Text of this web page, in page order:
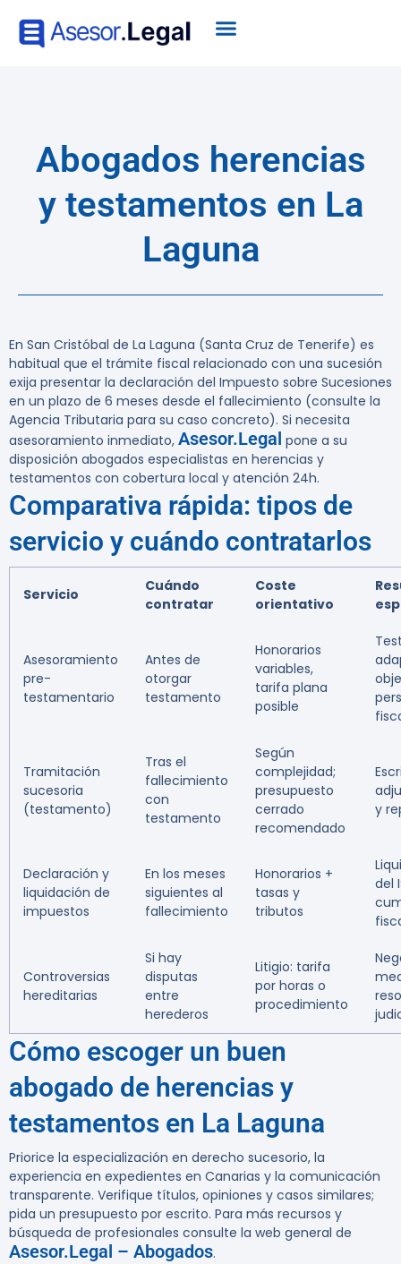
Abogados herencias
y testamentos en La
Laguna
En San Cristóbal de La Laguna (Santa Cruz de Tenerife) es
habitual que el trámite fiscal relacionado con una sucesión
exija presentar la declaración del Impuesto sobre Sucesiones
en un plazo de 6 meses desde el fallecimiento (consulte la
Agencia Tributaria para su caso concreto). Si necesita
asesoramiento inmediato, Asesor.Legal pone a su
disposición abogados especialistas en herencias y
testamentos con cobertura local y atención 24h.
Comparativa rápida: tipos de
servicio y cuándo contratarlos
Servicio
Cuándo
contratar
Coste
orientativo
Asesoramiento
pre-
testamentario
Antes de
otorgar
testamento
Honorarios
variables,
tarifa plana
posible
Tramitación
sucesoria
(testamento)
Tras el
fallecimiento
con
testamento
Según
complejidad;
presupuesto
cerrado
recomendado
y
Declaración y
liquidación de
impuestos
En los meses
siguientes al
fallecimiento
Honorarios +
tasas y
tributos
del
Controversias
hereditarias
Si hay
disputas
entre
herederos
Litigio: tarifa
por horas o
procedimiento
Cómo escoger un buen
abogado de herencias y
testamentos en La Laguna
Priorice la especialización en derecho sucesorio, la
experiencia en expedientes en Canarias y la comunicación
transparente. Verifique títulos, opiniones y casos similares;
pida un presupuesto por escrito. Para más recursos y
búsqueda de profesionales consulte la web general de
Asesor.Legal – Abogados.